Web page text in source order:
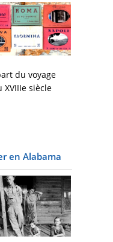
du voyage
siècle
en Alabama